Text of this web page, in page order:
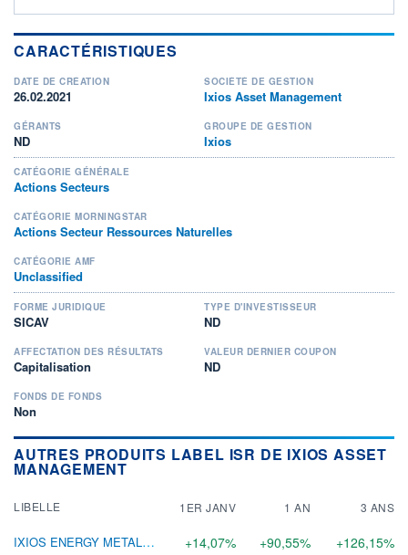
CARACTÉRISTIQUES
DATE DE CRÉATION
26.02.2021
SOCIÉTÉ DE GESTION
Ixios Asset Management
GÉRANTS
ND
GROUPE DE GESTION
Ixios
CATÉGORIE GÉNÉRALE
Actions Secteurs
CATÉGORIE MORNINGSTAR
Actions Secteur Ressources Naturelles
CATÉGORIE AMF
Unclassified
FORME JURIDIQUE
SICAV
TYPE D'INVESTISSEUR
ND
AFFECTATION DES RÉSULTATS
Capitalisation
VALEUR DERNIER COUPON
ND
FONDS DE FONDS
Non
AUTRES PRODUITS LABEL ISR DE IXIOS ASSET
MANAGEMENT
LIBELLE 1ER JANV 1 AN 3 ANS
IXIOS ENERGY METALS S +14,07% +90,55%
+126,15%